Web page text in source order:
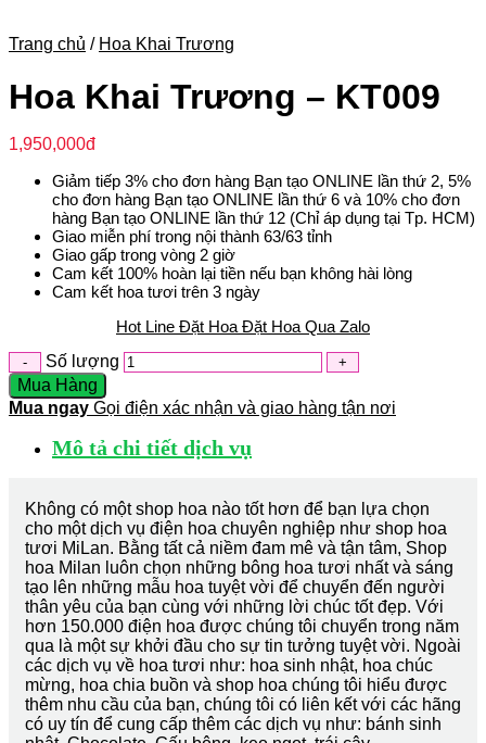
Trang chủ / Hoa Khai Trương
Hoa Khai Trương – KT009
1,950,000đ
Giảm tiếp 3% cho đơn hàng Bạn tạo ONLINE lần thứ 2, 5%
cho đơn hàng Bạn tạo ONLINE lần thứ 6 và 10% cho đơn
hàng Bạn tạo ONLINE lần thứ 12 (Chỉ áp dụng tại Tp. HCM)
Giao miễn phí trong nội thành 63/63 tỉnh
Giao gấp trong vòng 2 giờ
Cam kết 100% hoàn lại tiền nếu bạn không hài lòng
Cam kết hoa tươi trên 3 ngày
Hot Line Đặt Hoa Đặt Hoa Qua Zalo
Số lượng
Mua Hàng
Mua ngay Gọi điện xác nhận và giao hàng tận nơi
Mô tả chi tiết dịch vụ
Không có một shop hoa nào tốt hơn để bạn lựa chọn
cho một dịch vụ điện hoa chuyên nghiệp như shop hoa
tươi MiLan. Bằng tất cả niềm đam mê và tận tâm, Shop
hoa Milan luôn chọn những bông hoa tươi nhất và sáng
tạo lên những mẫu hoa tuyệt vời để chuyển đến người
thân yêu của bạn cùng với những lời chúc tốt đẹp. Với
hơn 150.000 điện hoa được chúng tôi chuyển trong năm
qua là một sự khởi đầu cho sự tin tưởng tuyệt vời. Ngoài
các dịch vụ về hoa tươi như: hoa sinh nhật, hoa chúc
mừng, hoa chia buồn và shop hoa chúng tôi hiểu được
thêm nhu cầu của bạn, chúng tôi có liên kết với các hãng
có uy tín để cung cấp thêm các dịch vụ như: bánh sinh